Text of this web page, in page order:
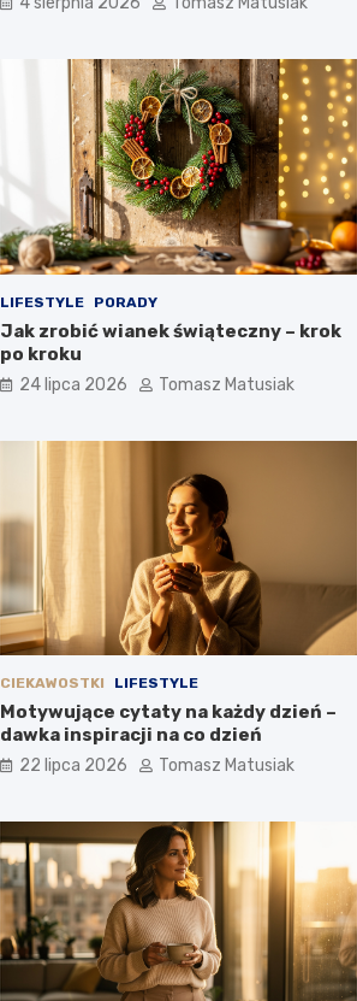
LIFESTYLE PORADY
Jak zrobić wianek świąteczny – krok
po kroku
24 lipca 2026 Tomasz Matusiak
CIEKAWOSTKI LIFESTYLE
Motywujące cytaty na każdy dzień –
dawka inspiracji na co dzień
22 lipca 2026 Tomasz Matusiak